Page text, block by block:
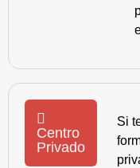
Centro
Privado
Si